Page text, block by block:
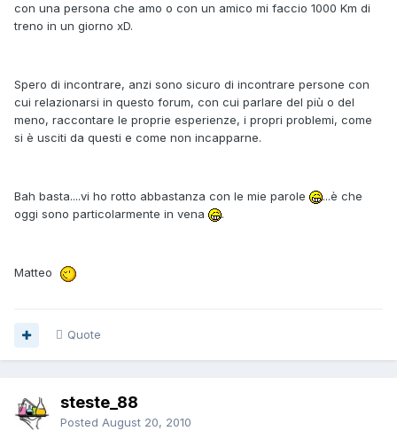
con una persona che amo o con un amico mi faccio 1000 Km di
treno in un giorno xD.
Spero di incontrare, anzi sono sicuro di incontrare persone con
cui relazionarsi in questo forum, con cui parlare del più o del
meno, raccontare le proprie esperienze, i propri problemi, come
si è usciti da questi e come non incapparne.
Bah basta....vi ho rotto abbastanza con le mie parole
...è che
oggi sono particolarmente in vena
.
Matteo
Quote
steste_88
Posted August 20, 2010